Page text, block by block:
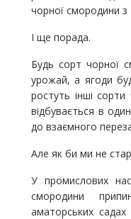
чорної смородини з
І ще порада.
Будь сорт чорної
урожай, а ягоди
ростуть інші сорти
відбувається в
до взаємного
Але як би ми не
У промислових
смородини
аматорських